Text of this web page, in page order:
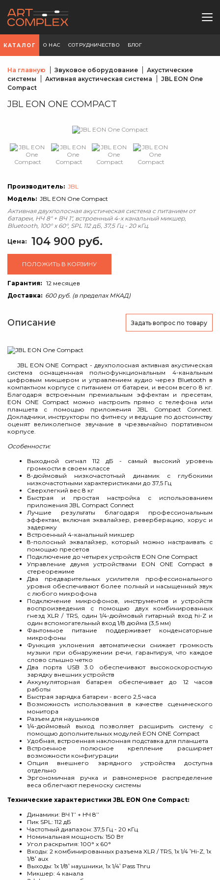
КАТАЛОГ О НАС СОТРУДНИЧЕСТВО БЛОГ
На главную Звуковое оборудование
Акустические
системы
Активная акустическая система
JBL EON One
Compact
JBL EON ONE COMPACT
Производитель: JBL
Модель: JBL EON One Compact
Активная двухполосная акустическая система с питанием от
батареи, НЧ 8" + ВЧ 1", встроенный 4-х канальный микшер,
Bluetooth, 100° x 60°, SPL 112 дБ, 37,5 Гц - 20 кГц.
Цена: 104 900 руб.
ПОЛОЖИТЬ В КОРЗИНУ
Гарантия: 12 месяцев
Доставка: 600 руб. (в пределах МКАД)
Описание Задать вопрос по товару
JBL EON ONE Compact - двухполосная активная акустическая
система оснащеннная полнофункциональным 4-канальным
цифровым микшером и управлением аудио через Bluetooth в
компактном корпусе с питанием от батареи, и весом всего 8 кг.
Благодаря встроенным премиальным эффектам и пресетам,
EON ONE Compact можно настроить прямо с телефона или
планшета с помощью приложения JBL Compact Connect.
Докладчики, инструкторы по фитнесу и ведущие по достоинству
оценят великолепное звучание в чрезвычайно портативном
корпусе.
Особенности:
Выходной сигнал 112 дБ - самый высокий уровень
громкости в своем классе
8-дюймовый низкочастотный динамик с глубокими
низкочастотными характеристиками до 37,5 Гц
Сверхлегкий вес 8 кг
Быстрая и простая настройка с использованием
приложения JBL Compact Connect
Лучшие результаты благодаря профессиональным
эффектам, включая эквалайзер, реверберацию, хорус и
задержку
Встроенный 4-канальный микшер
8-полосный эквалайзер, который можно настраивать с
помощью пресетов
Подключение до четырех устройств EON One Compact
Управление двумя устройствами EON ONE Compact в
стереорежиме
Два предварительных усилителя профессионального
уровня обеспечивают более полный и насыщенный звук
с любого микрофона
Подключение микрофонов, инструментов и устройств
воспроизведения с помощью двух комбинированных
гнезд XLR / TRS, один 1/4-дюймовый гитарный вход hi-Z и
один вспомогательный вход 1/8 дюйма (3,5 мм)
Фантомное питание поддерживает конденсаторные
микрофоны
Функция уклонения автоматически снижает громкость
музыки при обнаружении речи, гарантируя, что каждое
слово слышно четко
Два порта USB 3.0 обеспечивают высокоскоростную
зарядку внешних устройств
Аккумуляторная батарея обеспечивает до 12 часов
работы
Быстрая зарядка батареи - всего 2,5 часа
Возможность использования в качестве сценического
монитора
Разъем для наушников
1/4-дюймовый выход позволяет расширить систему с
помощью дополнительных модулей EON ONE Compact
Удобная, встроенная наклонная подставка для планшета
Встроенное полюсное крепление расширяет
возможности конфигурации
Опция внешнего зарядного устройства доступна
отдельно
Эргономичная ручка и равномерное распределение
веса облегчают переноску системы
Технические характеристики JBL EON One Compact:
Динамики: ВЧ 1’’ + НЧ 8’’
Пик SPL: 112 дБ
Частотный диапазон: 37,5 Гц - 20 кГц
Номинальная мощность: 150 Вт
Угол раскрытия: 100° x 60°
Входы: 2 комбинированных разъема XLR / TRS, 1x 1/4 ‛Hi-Z, 1x
1/8‛ aux
Выходы: 1x 1/8‛ наушники, 1x 1/4‛ Pass Thru
Микшер: 4 канала